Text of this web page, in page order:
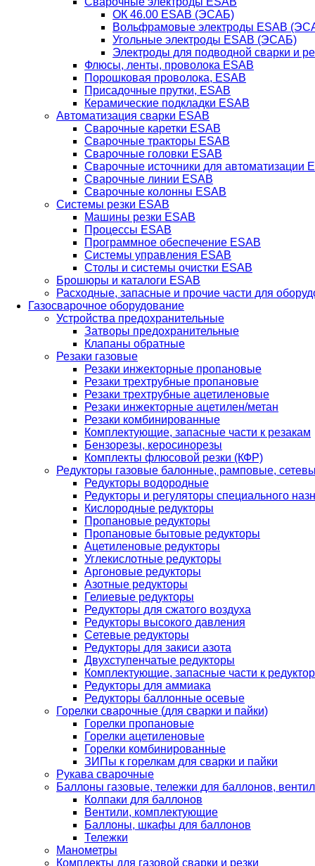
ОК 46.00 ESAB (ЭСАБ)
Вольфрамовые электроды ESAB
Угольные электроды ESAB (ЭСАБ)
Электроды для подводной сварки и
Флюсы, ленты, проволока ESAB
Порошковая проволока, ESAB
Присадочные прутки, ESAB
Керамические подкладки ESAB
Автоматизация сварки ESAB
Сварочные каретки ESAB
Сварочные тракторы ESAB
Сварочные головки ESAB
Сварочные источники для автоматизации
Сварочные линии ESAB
Сварочные колонны ESAB
Системы резки ESAB
Машины резки ESAB
Процессы ESAB
Программное обеспечение ESAB
Системы управления ESAB
Столы и системы очистки ESAB
Брошюры и каталоги ESAB
Расходные, запасные и прочие части для
Газосварочное оборудование
Устройства предохранительные
Затворы предохранительные
Клапаны обратные
Резаки газовые
Резаки инжекторные пропановые
Резаки трехтрубные пропановые
Резаки трехтрубные ацетиленовые
Резаки инжекторные ацетилен/метан
Резаки комбинированные
Комплектующие, запасные части к резакам
Бензорезы, керосинорезы
Комплекты флюсовой резки (КФР)
Редукторы газовые балонные, рамповые,
Редукторы водородные
Редукторы и регуляторы специального
Кислородные редукторы
Пропановые редукторы
Пропановые бытовые редукторы
Ацетиленовые редукторы
Углекислотные редукторы
Аргоновые редукторы
Азотные редукторы
Гелиевые редукторы
Редукторы для сжатого воздуха
Редукторы высокого давления
Сетевые редукторы
Редукторы для закиси азота
Двухступенчатые редукторы
Комплектующие, запасные части к
Редукторы для аммиака
Редукторы баллонные осевые
Горелки сварочные (для сварки и пайки)
Горелки пропановые
Горелки ацетиленовые
Горелки комбинированные
ЗИПы к горелкам для сварки и пайки
Рукава сварочные
Баллоны газовые, тележки для баллонов,
Колпаки для баллонов
Вентили, комплектующие
Баллоны, шкафы для баллонов
Тележки
Манометры
Комплекты для газовой сварки и резки